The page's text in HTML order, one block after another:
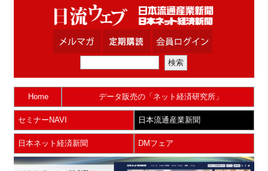
Home データ販売の「ネット経済研究所」
セミナーNAVI 日本流通産業新聞
日本ネット経済新聞 DMフェア